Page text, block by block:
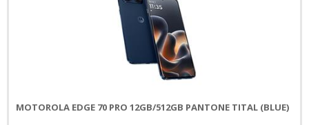
MOTOROLA EDGE 70 PRO 12GB/512GB PANTONE TITAL (BLUE)